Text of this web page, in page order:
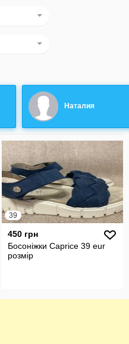
Наталия
39
450 грн
Босоніжки Caprice 39 eur
pозмір